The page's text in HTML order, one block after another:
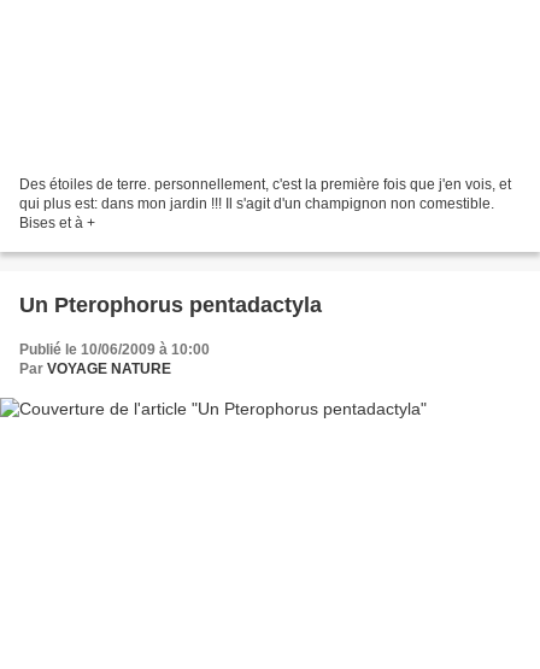
Des étoiles de terre. personnellement, c'est la première fois que j'en vois, et
qui plus est: dans mon jardin !!! Il s'agit d'un champignon non comestible.
Bises et à +
Un Pterophorus pentadactyla
Publié le 10/06/2009 à 10:00
Par VOYAGE NATURE